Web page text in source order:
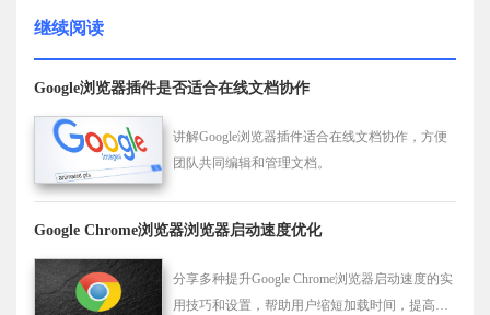
继续阅读
Google浏览器插件是否适合在线文档协作
讲解Google浏览器插件适合在线文档协作，方便
团队共同编辑和管理文档。
Google Chrome浏览器浏览器启动速度优化
分享多种提升Google Chrome浏览器启动速度的实
用技巧和设置，帮助用户缩短加载时间，提高工